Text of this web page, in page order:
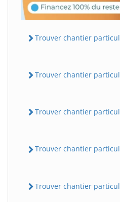
Trouver chantier
Trouver chantier
Trouver chantier
Trouver chantier
Trouver chantier